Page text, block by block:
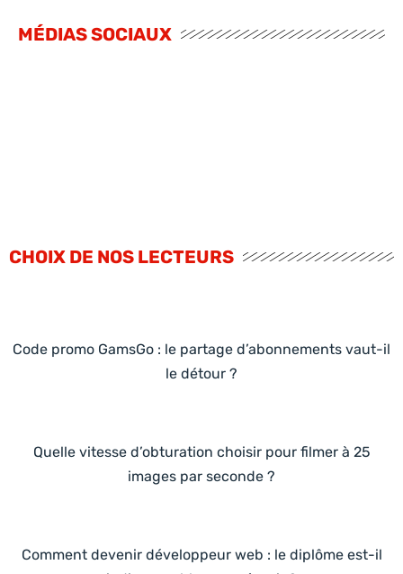
MÉDIAS SOCIAUX
CHOIX DE NOS LECTEURS
Code promo GamsGo : le partage d’abonnements vaut-il
le détour ?
Quelle vitesse d’obturation choisir pour filmer à 25
images par seconde ?
Comment devenir développeur web : le diplôme est-il